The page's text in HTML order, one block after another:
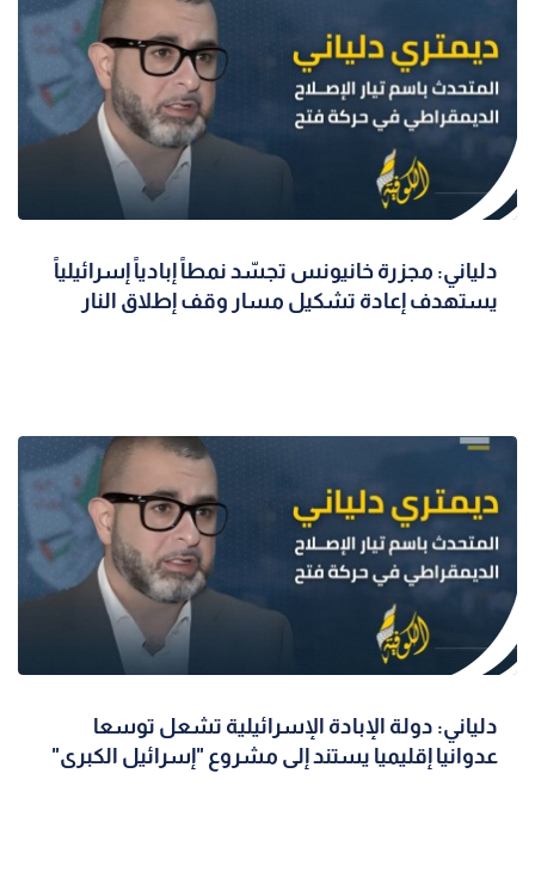
دلياني: مجزرة خانيونس تجسّد نمطاً إبادياً إسرائيلياً
يستهدف إعادة تشكيل مسار وقف إطلاق النار
دلياني: دولة الإبادة الإسرائيلية تشعل توسعا
عدوانيا إقليميا يستند إلى مشروع "إسرائيل الكبرى"